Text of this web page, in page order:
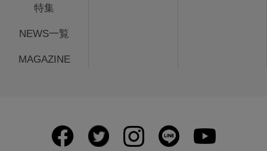
特集
NEWS一覧
MAGAZINE